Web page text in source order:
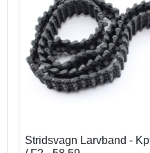
Stridsvagn Larvband -